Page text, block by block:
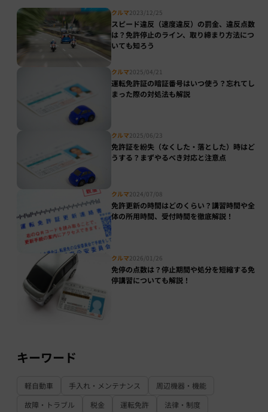
クルマ2023/12/25
スピード違反（速度違反）の罰金、違反点数
は？免許停止のライン、取り締まり方法につ
いても知ろう
クルマ2025/04/21
運転免許証の暗証番号はいつ使う？忘れてし
まった際の対処法も解説
クルマ2025/06/23
免許証を紛失（なくした・落とした）時はど
うする？まずやるべき対応と注意点
クルマ2024/07/08
免許更新の時間はどのくらい？講習時間や全
体の所用時間、受付時間を徹底解説！
クルマ2026/01/26
免停の点数は？停止期間や処分を短縮する免
停講習についても解説！
キーワード
軽自動車 手入れ・メンテナンス
周辺機器・機能
故障・トラブル
税金 運転免許
法律・制度